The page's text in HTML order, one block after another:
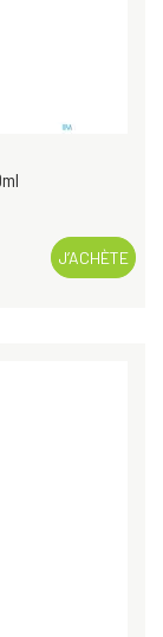
J’ACHÈTE